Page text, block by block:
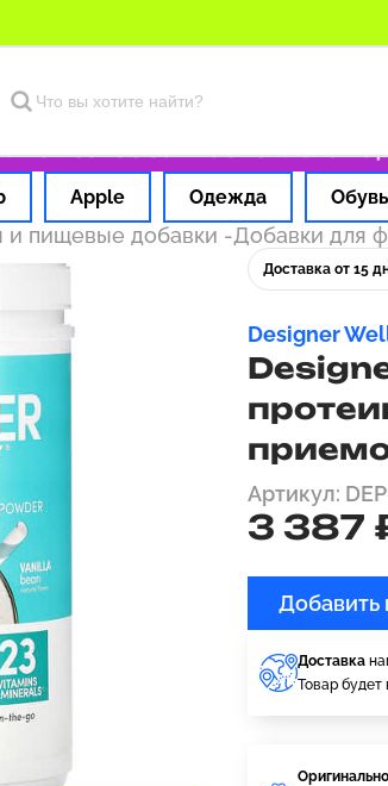
заказ за 1 час Оплата
Apple Одежда Обувь
пищевые добавки -Добавки для
Доставка от 15
Designer
Артикул:
3 387
Добавить
Доставка
Товар будет